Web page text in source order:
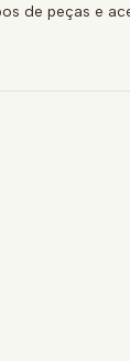
de peças e